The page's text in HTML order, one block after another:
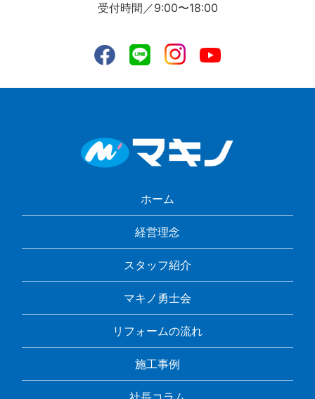
受付時間／9:00〜18:00
ホーム
経営理念
スタッフ紹介
マキノ勇士会
リフォームの流れ
施工事例